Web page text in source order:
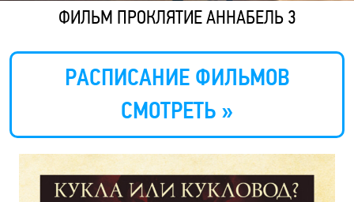
ФИЛЬМ ПРОКЛЯТИЕ АННАБЕЛЬ 3
РАСПИСАНИЕ ФИЛЬМОВ
СМОТРЕТЬ »